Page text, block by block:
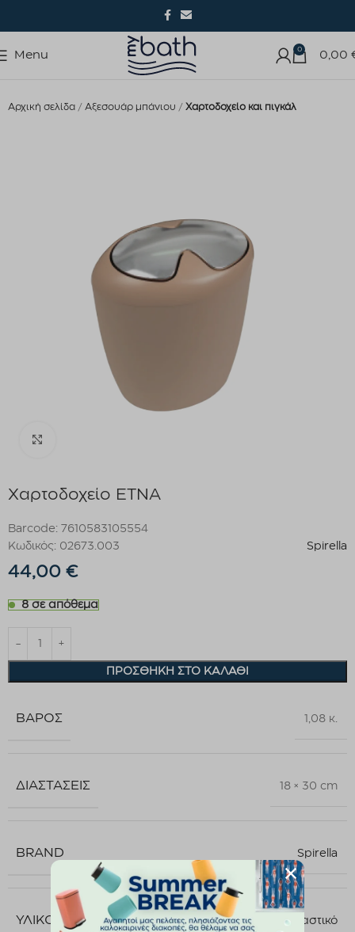
Menu 0 0,00
Αρχική σελίδα Αξεσουάρ μπάνιου Χαρτοδοχείο και πιγκάλ
Χαρτοδοχείο ETNA
Barcode: 7610583105554
Κωδικός: 02673.003
Spirella
44,00 €
8 σε απόθεμα
ΠΡΟΣΘΉΚΗ ΣΤΟ ΚΑΛΆΘΙ
ΒΆΡΟΣ 1,08 κ.
ΔΙΑΣΤΆΣΕΙΣ 18 × 30 cm
BRAND Spirella
ΥΛΙΚΌ Πλαστικό